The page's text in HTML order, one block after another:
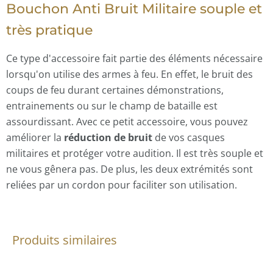
Bouchon Anti Bruit Militaire souple et
très pratique
Ce type d'accessoire fait partie des éléments nécessaire
lorsqu'on utilise des armes à feu. En effet, le bruit des
coups de feu durant certaines démonstrations,
entrainements ou sur le champ de bataille est
assourdissant. Avec ce petit accessoire, vous pouvez
améliorer la réduction de bruit de vos casques
militaires et protéger votre audition. Il est très souple et
ne vous gênera pas. De plus, les deux extrémités sont
reliées par un cordon pour faciliter son utilisation.
Produits similaires